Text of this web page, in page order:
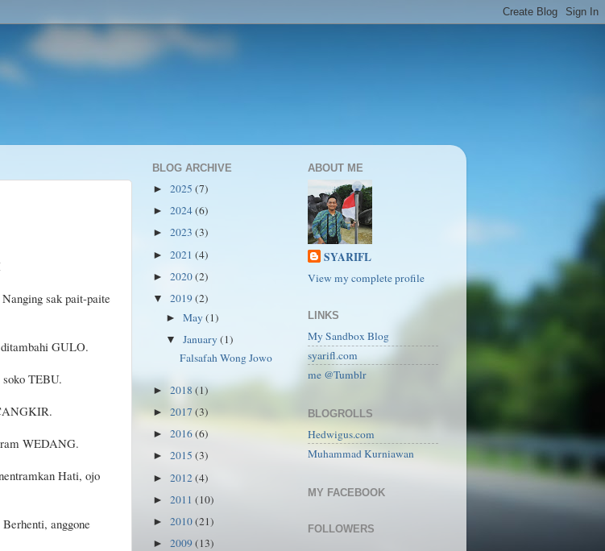
sak pait-paite
GULO.
TEBU.
WEDANG.
Hati, ojo
anggone
BLOG ARCHIVE
► 2025 (7)
► 2024(6)
► 2023 (3)
► 2021 (4)
► 2020(2)
▼ 2019(2)
►May(1)
▼January(1)
Falsafah Wong Jowo
► 2018 (1)
► 2017 (3)
► 2016(6)
► 2015 (3)
► 2012(4)
► 2011 (10)
► 2010(21)
► 2009 (13)
ABOUT ME
SYARIFL
View my complete profile
LINKS
My Sandbox Blog
syarifl.com
me @Tumblr
BLOGROLLS
Hedwigus.com
Muhammad Kurniawan
MY FACEBOOK
FOLLOWERS